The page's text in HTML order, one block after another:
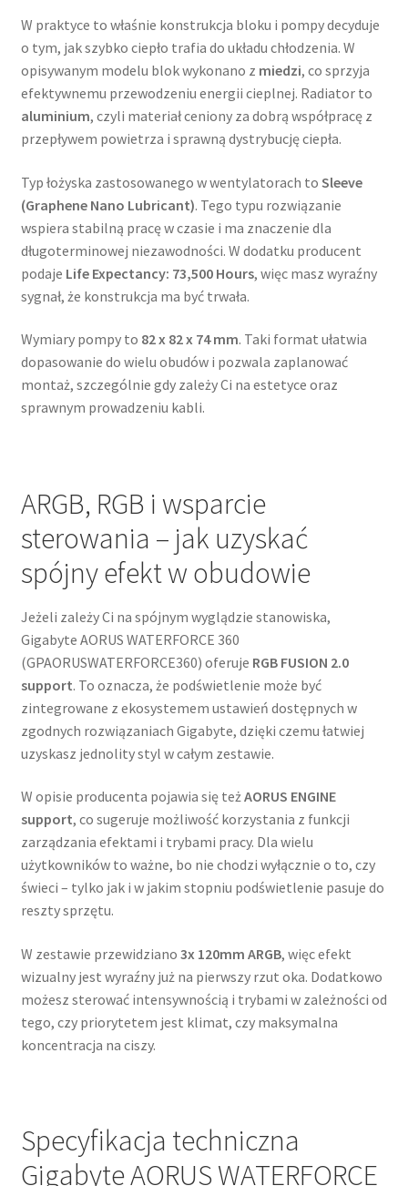
W praktyce to właśnie konstrukcja bloku i pompy decyduje
o tym, jak szybko ciepło trafia do układu chłodzenia. W
opisywanym modelu blok wykonano z miedzi, co sprzyja
efektywnemu przewodzeniu energii cieplnej. Radiator to
aluminium, czyli materiał ceniony za dobrą współpracę z
przepływem powietrza i sprawną dystrybucję ciepła.
Typ łożyska zastosowanego w wentylatorach to Sleeve
(Graphene Nano Lubricant). Tego typu rozwiązanie
wspiera stabilną pracę w czasie i ma znaczenie dla
długoterminowej niezawodności. W dodatku producent
podaje Life Expectancy: 73,500 Hours, więc masz wyraźny
sygnał, że konstrukcja ma być trwała.
Wymiary pompy to 82 x 82 x 74 mm. Taki format ułatwia
dopasowanie do wielu obudów i pozwala zaplanować
montaż, szczególnie gdy zależy Ci na estetyce oraz
sprawnym prowadzeniu kabli.
ARGB, RGB i wsparcie
sterowania – jak uzyskać
spójny efekt w obudowie
Jeżeli zależy Ci na spójnym wyglądzie stanowiska,
Gigabyte AORUS WATERFORCE 360
(GPAORUSWATERFORCE360) oferuje RGB FUSION 2.0
support. To oznacza, że podświetlenie może być
zintegrowane z ekosystemem ustawień dostępnych w
zgodnych rozwiązaniach Gigabyte, dzięki czemu łatwiej
uzyskasz jednolity styl w całym zestawie.
W opisie producenta pojawia się teżAORUS ENGINE
support, co sugeruje możliwość korzystania z funkcji
zarządzania efektami i trybami pracy. Dla wielu
użytkowników to ważne, bo nie chodzi wyłącznie o to, czy
świeci – tylko jak i w jakim stopniu podświetlenie pasuje do
reszty sprzętu.
W zestawie przewidziano 3x 120mm ARGB, więc efekt
wizualny jest wyraźny już na pierwszy rzut oka. Dodatkowo
możesz sterować intensywnością i trybami w zależności od
tego, czy priorytetem jest klimat, czy maksymalna
koncentracja na ciszy.
Specyfikacja techniczna
Gigabyte AORUS WATERFORCE